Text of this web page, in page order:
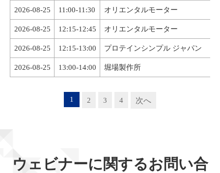
2026-08-25 11:00-11:30 オリエンタルモーター
2026-08-25 12:15-12:45 オリエンタルモーター
2026-08-25 12:15-13:00 プロテインシンプル ジャパン
2026-08-25 13:00-14:00 堀場製作所
1 2 3 4 次へ
ウェビナーに関するお問い合